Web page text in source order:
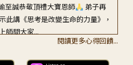
至誠恭敬頂禮大寶恩師
弟子再
此講《思考是改變生命的力量》，
師問大家...
閱讀更多心得回饋...